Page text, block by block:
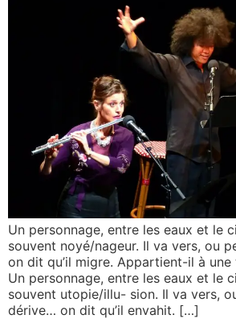
Un personnage, entre les eaux et le
souvent noyé/nageur. Il va vers, ou
on dit qu’il migre. Appartient-il à une
Un personnage, entre les eaux et le
souvent utopie/illu- sion. Il va vers,
dérive… on dit qu’il envahit. […]